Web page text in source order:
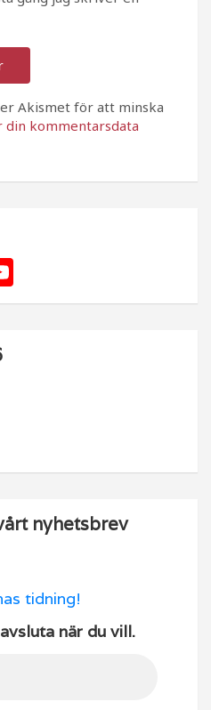
Akismet för att minska
din kommentarsdata
o
nyhetsbrev
tidning!
när du vill.